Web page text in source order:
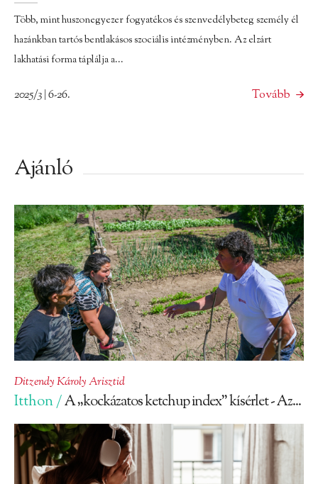
Több, mint huszonegyezer fogyatékos és szenvedélybeteg személy él
hazánkban tartós bentlakásos szociális intézményben. Az elzárt
lakhatási forma táplálja a...
2025/3 | 6-26. Tovább
Ajánló
Ditzendy Károly Arisztid
Itthon /A „kockázatos ketchup index” kísérlet - Az...